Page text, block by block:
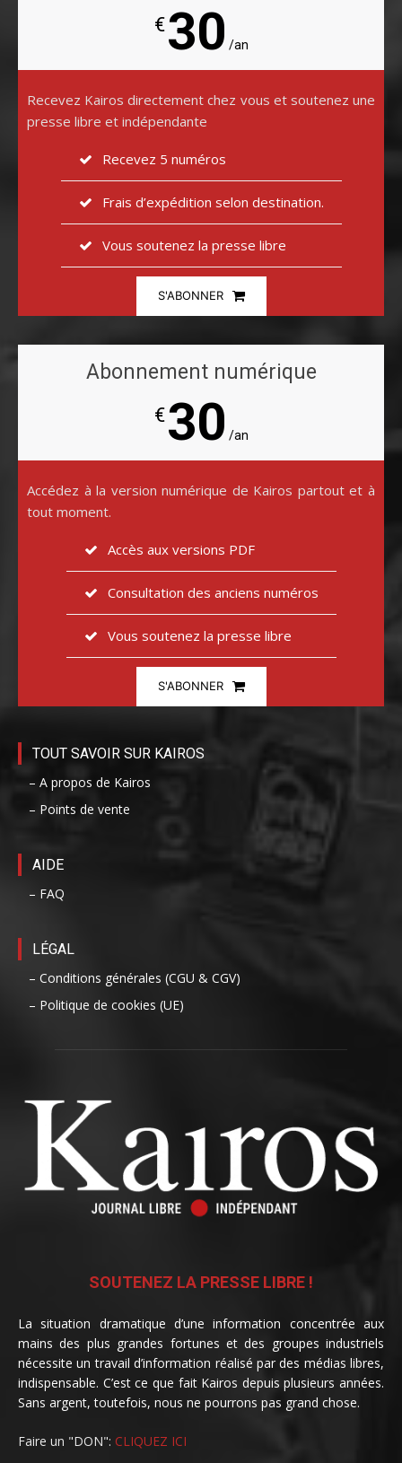
€30 /an
Recevez Kairos directement chez vous et soutenez une
presse libre et indépendante
Recevez 5 numéros
Frais d’expédition selon destination.
Vous soutenez la presse libre
S'ABONNER
Abonnement numérique
€30 /an
Accédez à la version numérique de Kairos partout et à
tout moment.
Accès aux versions PDF
Consultation des anciens numéros
Vous soutenez la presse libre
S'ABONNER
TOUT SAVOIR SUR KAIROS
– A propos de Kairos
– Points de vente
AIDE
– FAQ
LÉGAL
– Conditions générales (CGU & CGV)
– Politique de cookies (UE)
SOUTENEZ LA PRESSE LIBRE !
La situation dramatique d’une information concentrée aux
mains des plus grandes fortunes et des groupes industriels
nécessite un travail d’information réalisé par des médias libres,
indispensable. C’est ce que fait Kairos depuis plusieurs années.
Sans argent, toutefois, nous ne pourrons pas grand chose.
Faire un "DON": CLIQUEZ ICI